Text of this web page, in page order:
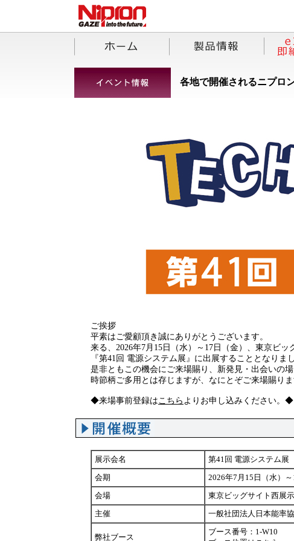
各地で開催されるニプロ
ご挨拶
平素はご愛顧頂き誠にありがとうございます。
来る、2026年7月15日（水）～17日（金）、東京ビ
『第41回 電源システム展』に出展することとなりま
是非ともこの機会にご来場賜り、新発見・出会いの
時節柄ご多用とは存じますが、なにとぞご来場賜り
◆来場事前登録はこちら よりお申し込みください。◆
展示会名
第41回 電源システム展
会期
2026年7月15日（水）
会場
東京ビッグサイト西展
主催
一般社団法人日本能率
弊社ブース
ブース番号：1-W10